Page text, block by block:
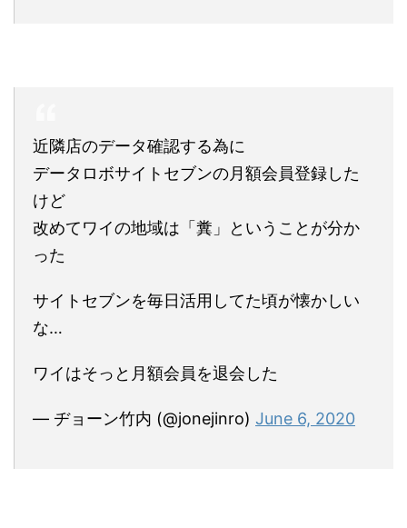
近隣店のデータ確認する為に
データロボサイトセブンの月額会員登録した
けど
改めてワイの地域は「糞」ということが分か
った
サイトセブンを毎日活用してた頃が懐かしい
な…
ワイはそっと月額会員を退会した
— ヂョーン竹内 (@jonejinro) June 6, 2020